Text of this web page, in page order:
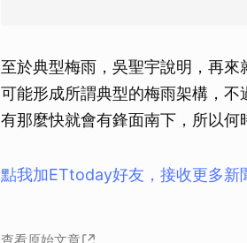
至於典型梅雨，吳聖宇說明，再
可能形成所謂典型的梅雨架構，
有那麼快就會有鋒面南下，所以何
點我加ETtoday好友，接收更多新